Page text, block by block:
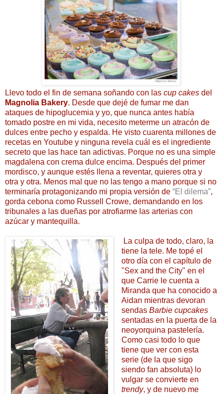
Llevo todo el fin de semana soñando con las cup cakes del
Magnolia Bakery. Desde que dejé de fumar me dan
ataques de hipoglucemia y yo, que nunca antes había
tomado postre en mi vida, necesito meterme un atracón de
dulces entre pecho y espalda. He visto cuarenta millones de
recetas en Youtube y ninguna revela cuál es el ingrediente
secreto que las hace tan adictivas. Porque no es una simple
magdalena con crema dulce encima. Después del primer
mordisco, y aunque estés llena a reventar, quieres otra y
otra y otra. Menos mal que no las tengo a mano porque si no
terminaría protagonizando mi propia versión de “El dilema”,
gorda cebona como Russell Crowe, demandando en los
tribunales a las dueñas por atrofiarme las arterias con
azúcar y mantequilla.
La culpa de todo, claro, la
tiene la tele. Me topé el
otro día con el capítulo de
"Sex and the City" en el
que Carrie le cuenta a
Miranda que ha conocido a
Aidan mientras devoran
sendas Barbie cupcakes
sentadas en la puerta de la
neoyorquina pastelería.
Como casi todo lo que
tiene que ver con esta
serie (de la que sigo
siendo fan absoluta) lo
vulgar se convierte en
trendy, y de nuevo me